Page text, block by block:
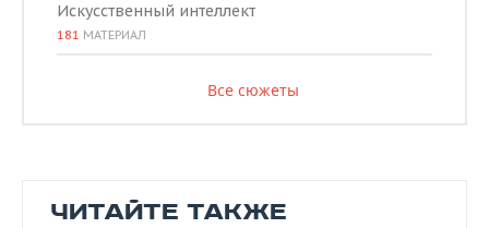
Искусственный интеллект
181 МАТЕРИАЛ
Все сюжеты
ЧИТАЙТЕ ТАКЖЕ